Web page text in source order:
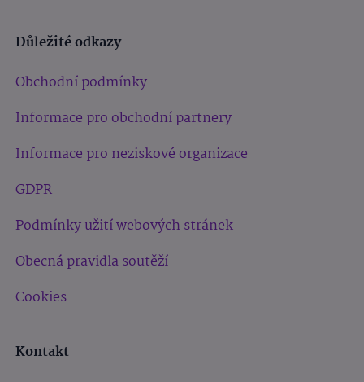
Důležité odkazy
Obchodní podmínky
Informace pro obchodní partnery
Informace pro neziskové organizace
GDPR
Podmínky užití webových stránek
Obecná pravidla soutěží
Cookies
Kontakt